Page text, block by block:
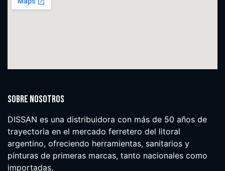
Sobre nosotros
DISSAN es una distribuidora con más de 50 años de
trayectoria en el mercado ferretero del litoral
argentino, ofreciendo herramientas, sanitarios y
pinturas de primeras marcas, tanto nacionales como
importadas.